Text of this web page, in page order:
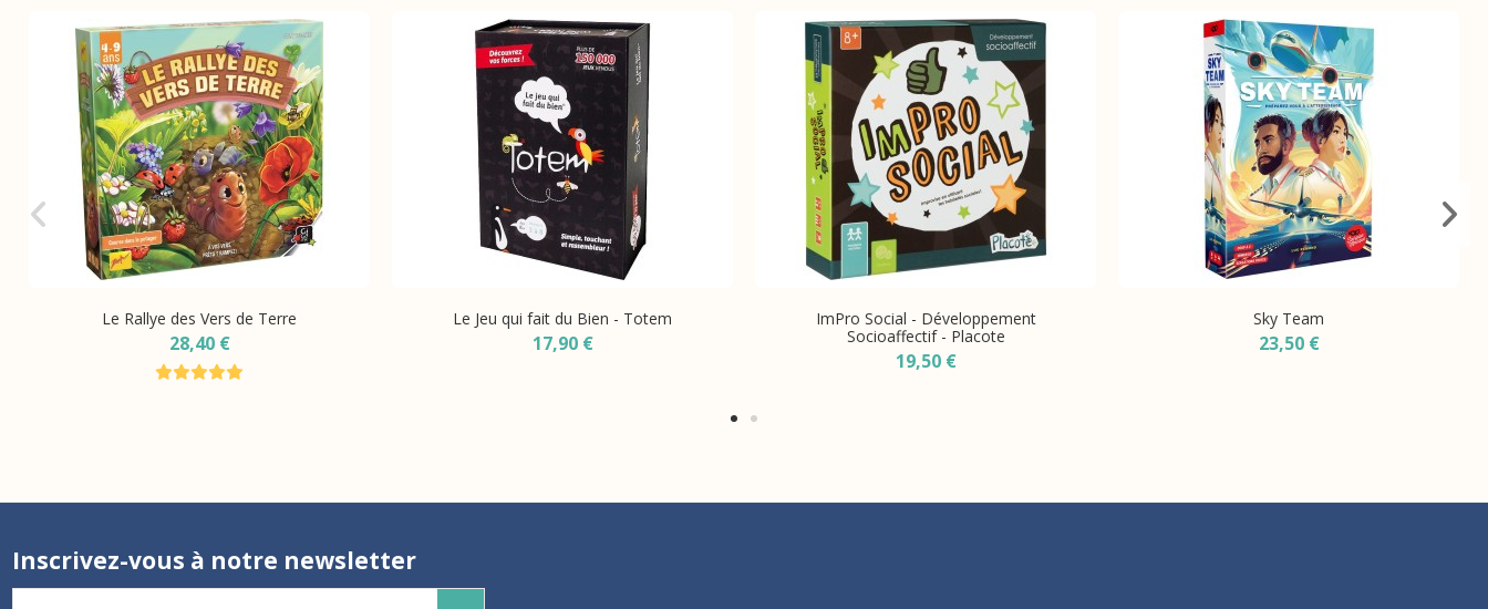
Le Rallye des Vers de Terre
28,40 €
Le Jeu qui fait du Bien - Totem
17,90 €
ImPro Social - Développement
Socioaffectif - Placote
19,50 €
Sky Team
23,50 €
Inscrivez-vous à notre newsletter